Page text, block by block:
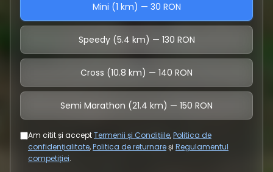
Mini (1 km) — 30 RON
Speedy (5.4 km) — 130 RON
Cross (10.8 km) — 140 RON
Semi Marathon (21.4 km) — 150 RON
Am citit și acceptTermenii și Condițiile,Politica de
confidențialitate,Politica de returnareși Regulamentul
competiției.